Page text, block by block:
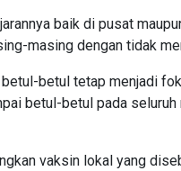
baik di pusat
masing dengan tidak
betul tetap menjadi
betul-betul pada
vaksin lokal yang